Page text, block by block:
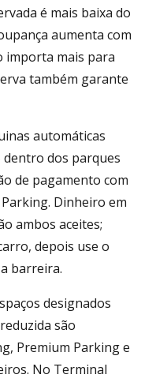
é mais baixa do
aumenta com
importa mais para
também garante
automáticas
dos parques
de pagamento com
Dinheiro em
ambos aceites;
depois use o
barreira.
designados
são
Premium Parking e
No Terminal